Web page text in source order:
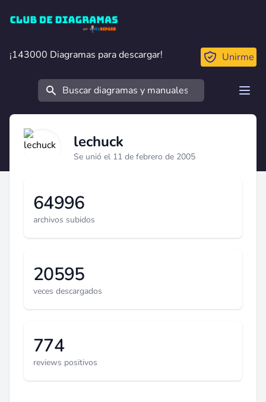
Club de Diagramas
¡143000 Diagramas para descargar!
¡143000 Diagramas para descargar! Unirme
Buscar
lechuck
Se unió el 11 de febrero de 2005
64996
archivos subidos
20595
veces descargados
774
reviews positivos